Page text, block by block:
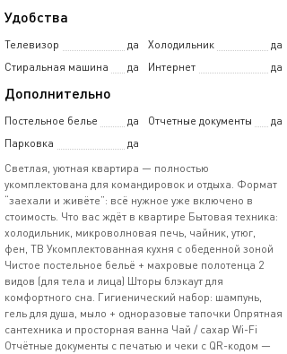
Удобства
Телевизор да Холодильник
да
Стиральная машина
да Интернет да
Дополнительно
Постельное белье да Отчетные документы
да
Парковка
да
Светлая, уютная квартира — полностью
укомплектована для командировок и отдыха. Формат
“заехали и живёте”: всё нужное уже включено в
стоимость. Что вас ждёт в квартире Бытовая техника:
холодильник, микроволновая печь, чайник, утюг,
фен, ТВ Укомплектованная кухня с обеденной зоной
Чистое постельное бельё + махровые полотенца 2
видов (для тела и лица) Шторы блэкаут для
комфортного сна. Гигиенический набор: шампунь,
гель для душа, мыло + одноразовые тапочки Опрятная
сантехника и просторная ванна Чай / сахар Wi-Fi
Отчётные документы с печатью и чеки с QR-кодом —